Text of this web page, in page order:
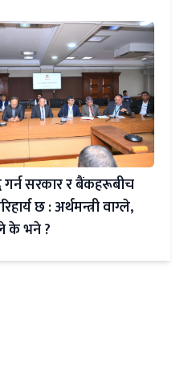
गर्न सरकार र बैंकहरूबीच
छ : अर्थमन्त्री वाग्ले,
के भने ?